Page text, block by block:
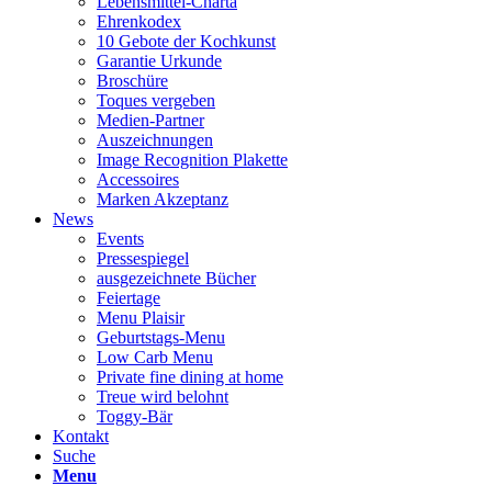
Ehrenkodex
10 Gebote der Kochkunst
Garantie Urkunde
Broschüre
Toques vergeben
Medien-Partner
Auszeichnungen
Image Recognition Plakette
Accessoires
Marken Akzeptanz
News
Events
Pressespiegel
ausgezeichnete Bücher
Feiertage
Menu Plaisir
Geburtstags-Menu
Low Carb Menu
Private fine dining at home
Treue wird belohnt
Toggy-Bär
Kontakt
Suche
Menu